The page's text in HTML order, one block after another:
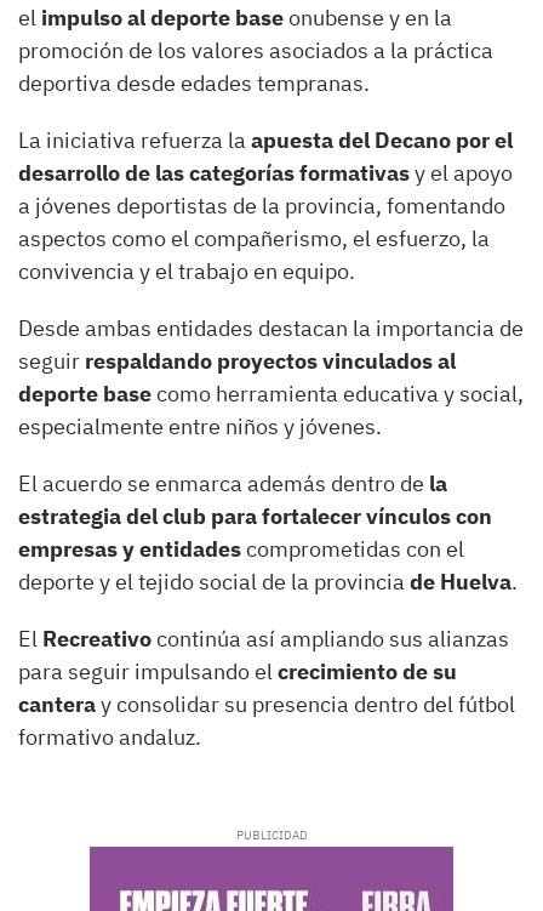
el impulso al deporte baseonubense y en la
promoción de los valores asociados a la práctica
deportiva desde edades tempranas.
La iniciativa refuerza la apuesta del Decano por el
desarrollo de las categorías formativasy el apoyo
a jóvenes deportistas de la provincia, fomentando
aspectos como el compañerismo, el esfuerzo, la
convivencia y el trabajo en equipo.
Desde ambas entidades destacan la importancia de
seguir respaldando proyectos vinculados al
deporte basecomo herramienta educativa y social,
especialmente entre niños y jóvenes.
El acuerdo se enmarca además dentro de la
estrategia del club para fortalecer vínculos con
empresas y entidadescomprometidas con el
deporte y el tejido social de la provincia de Huelva.
El Recreativocontinúa así ampliando sus alianzas
para seguir impulsando el crecimiento de su
canteray consolidar su presencia dentro del fútbol
formativo andaluz.